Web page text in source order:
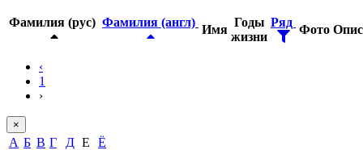
Фамилия (рус) Фамилия (англ)
Имя
Годы
жизни
Ряд
Фото
‹
1
›
×
А Б В Г Д Е
Ё